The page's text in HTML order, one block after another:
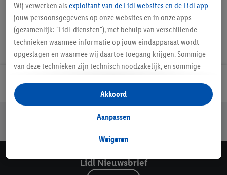
Lidl Nieuwsbrief
Jouw voordelen bij ons als Lidl webshop klant
Lidl Nieuwsbrief
Wij verwerken als exploitant van de Lidl websites en de Lidl app
jouw persoonsgegevens op onze websites en in onze apps
(gezamenlijk: "Lidl-diensten"), met behulp van verschillende
technieken waarmee informatie op jouw eindapparaat wordt
opgeslagen en waarmee wij daartoe toegang krijgen. Sommige
van deze technieken zijn technisch noodzakelijk, en sommige
opslaan van voorkeursinstellingen, het verzamelen en
analyseren van statistieken of voor het tonen van
gepersonaliseerde reclame binnen en buiten de Lidl-diensten.
gegevens over jouw aankoopgedrag in de winkel ook voor de
Als je hier toestemming geeft aan ons voor het personaliseren
Weigeren
Aanpassen
Akkoord